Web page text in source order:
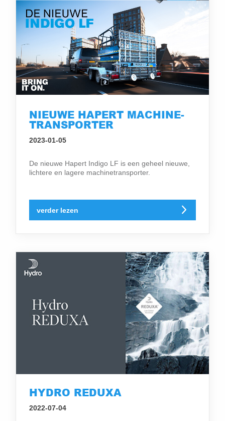
NIEUWE HAPERT MACHINE-
TRANSPORTER
2023-01-05
De nieuwe Hapert Indigo LF is een geheel nieuwe,
lichtere en lagere machinetransporter.
verder lezen
HYDRO REDUXA
2022-07-04